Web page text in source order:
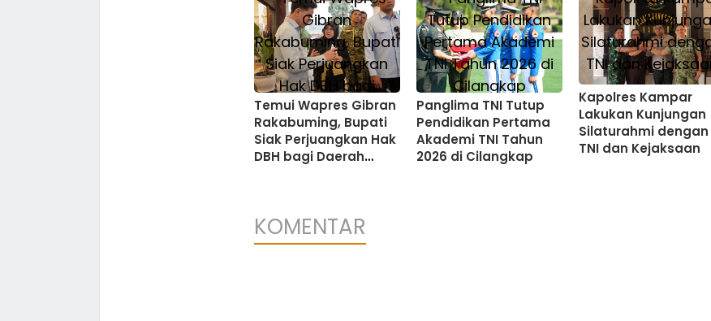
Temui Wapres Gibran
Rakabuming, Bupati
Siak Perjuangkan Hak
DBH bagi Daerah
Panglima TNI Tutup
Pendidikan Pertama
Akademi TNI Tahun
2026 di Cilangkap
Kapolres Kampar
Lakukan Kunjungan
Silaturahmi dengan
TNI dan Kejaksaan
KOMENTAR